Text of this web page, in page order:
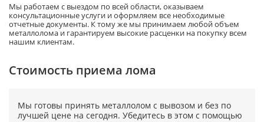
Мы работаем с выездом по всей области, оказываем
консультационные услуги и оформляем все необходимые
отчетные документы. К тому же мы принимаем любой объем
металлолома и гарантируем высокие расценки на покупку всем
нашим клиентам.
Cтоимость приема лома
Мы готовы принять металлолом с вывозом и без по
лучшей цене на сегодня. Убедитесь в этом с помощью